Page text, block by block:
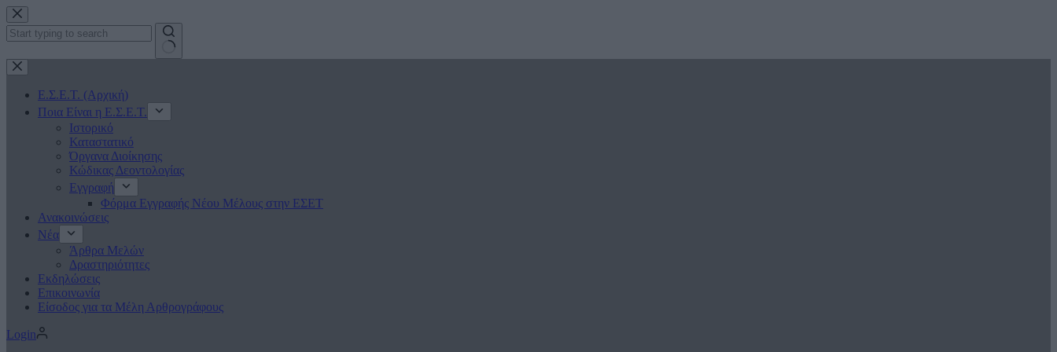
Μετάβαση
στο
περιεχόμενο
No
results
Ε.Σ.Ε.Τ. (Αρχική)
Ποια Είναι η Ε.Σ.Ε.Τ.
Ιστορικό
Καταστατικό
Όργανα Διοίκησης
Κώδικας Δεοντολογίας
Εγγραφή
Φόρμα Εγγραφής Νέου Μέλους στην ΕΣΕΤ
Ανακοινώσεις
Νέα
Άρθρα Μελών
Δραστηριότητες
Εκδηλώσεις
Επικοινωνία
Είσοδος για τα Μέλη Αρθρογράφους
Login